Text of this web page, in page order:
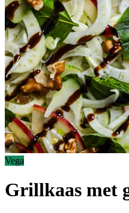
Vega
Grillkaas met